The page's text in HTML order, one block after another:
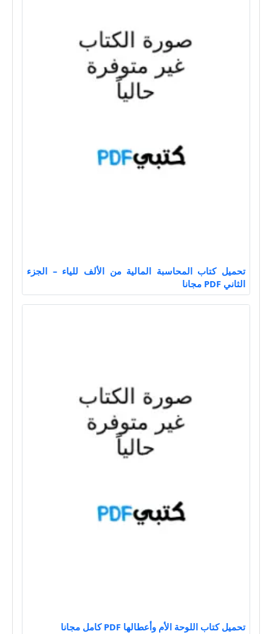
تحميل كتاب المحاسبة المالية من الألف للياء – الجزء
الثاني PDF مجانا
تحميل كتاب اللوحة الأم وأعطالها PDF كامل مجانا